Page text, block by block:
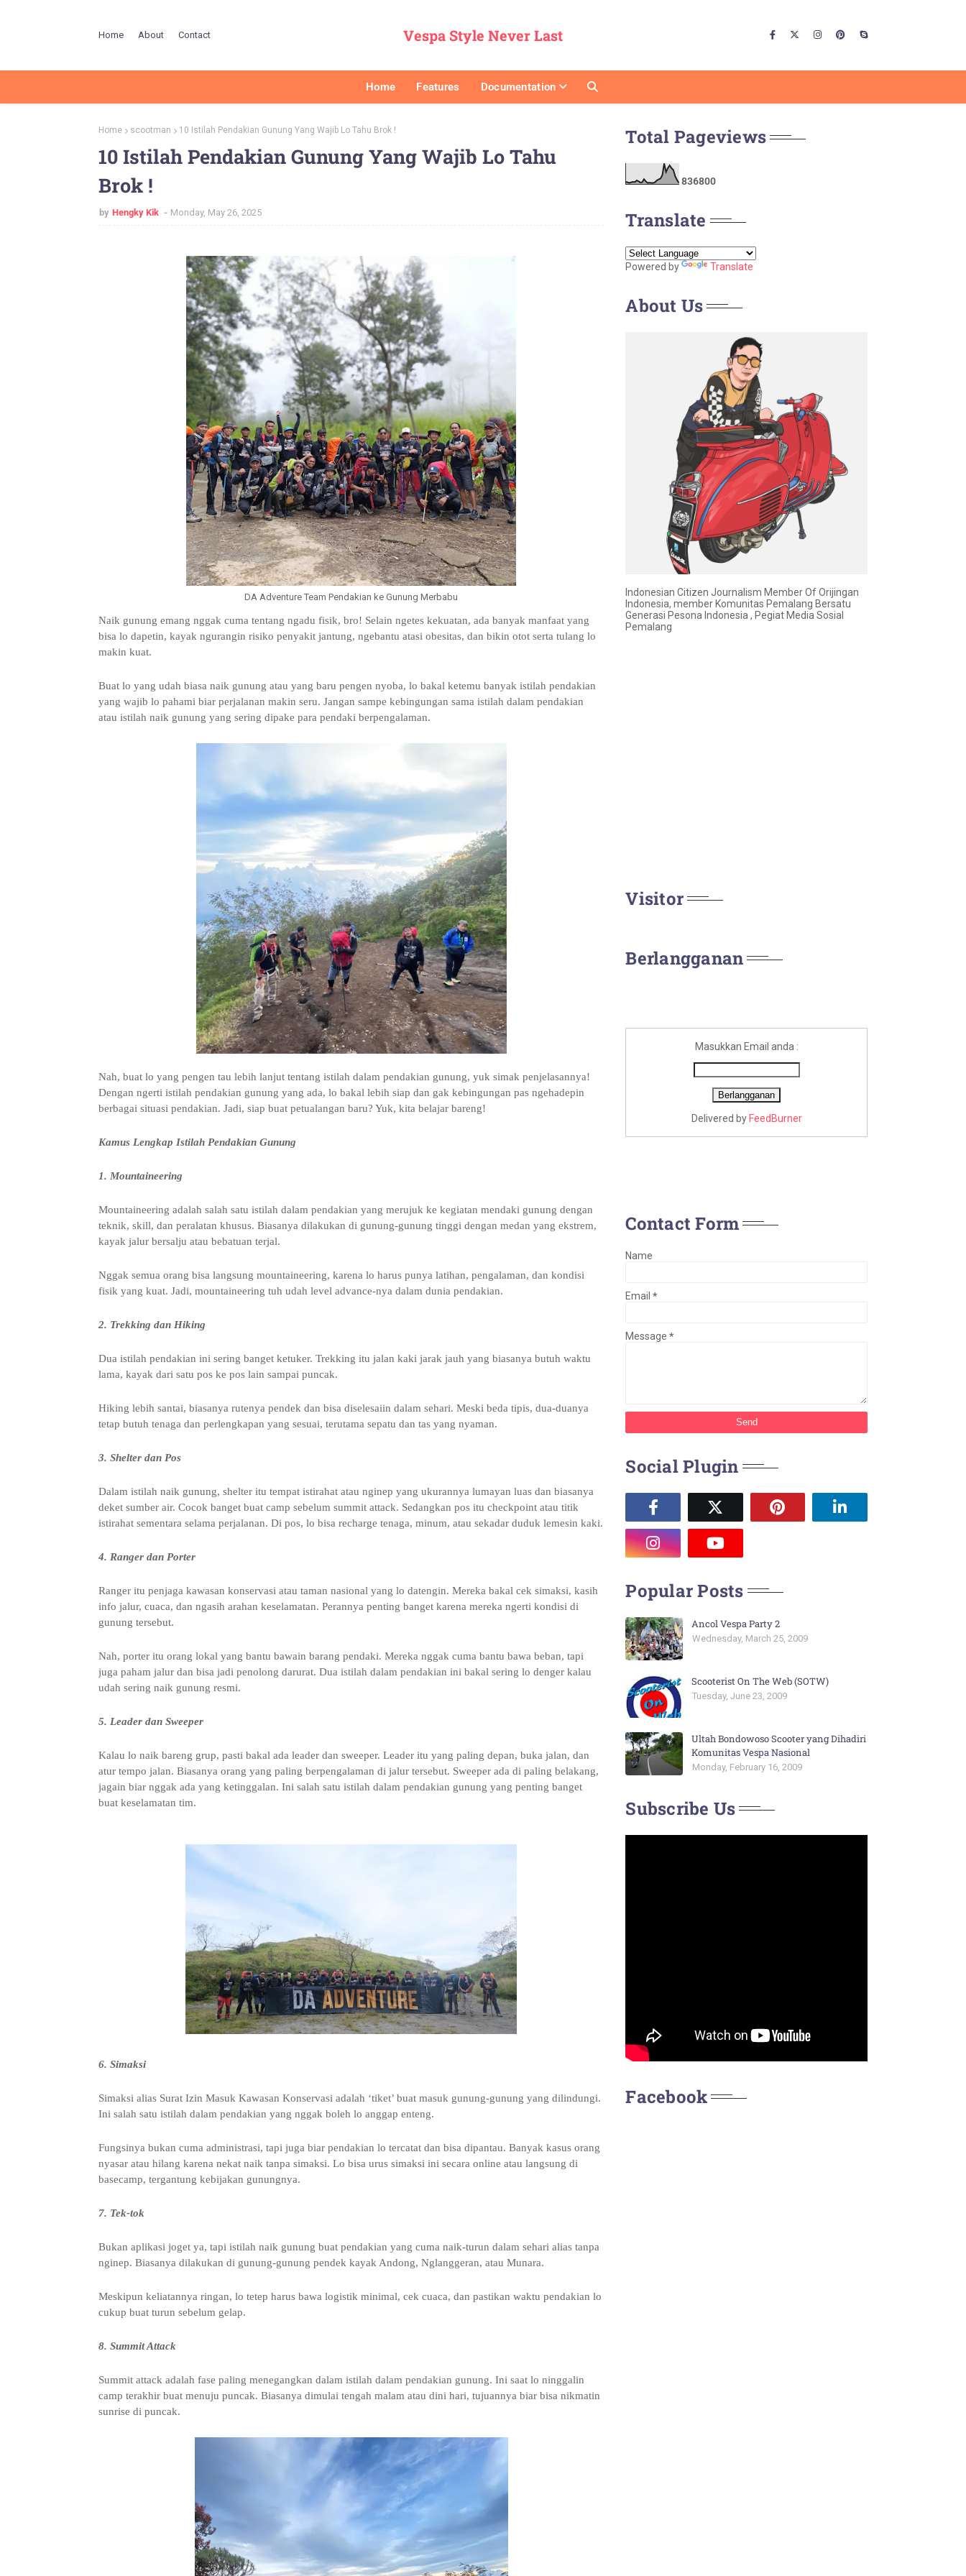
Home About Contact Vespa Style Never Last
Home Features Documentation
Home scootman 10 Istilah Pendakian Gunung Yang Wajib Lo Tahu Brok !
10 Istilah Pendakian Gunung Yang Wajib Lo Tahu
Brok !
by Hengky Kik Monday, May 26, 2025
DA Adventure Team Pendakian ke Gunung Merbabu
Naik gunung emang nggak cuma tentang ngadu fisik, bro! Selain ngetes kekuatan, ada banyak manfaat yang
bisa lo dapetin, kayak ngurangin risiko penyakit jantung, ngebantu atasi obesitas, dan bikin otot serta tulang lo
makin kuat.
Buat lo yang udah biasa naik gunung atau yang baru pengen nyoba, lo bakal ketemu banyak istilah pendakian
yang wajib lo pahami biar perjalanan makin seru. Jangan sampe kebingungan sama istilah dalam pendakian
atau istilah naik gunung yang sering dipake para pendaki berpengalaman.
Nah, buat lo yang pengen tau lebih lanjut tentang istilah dalam pendakian gunung, yuk simak penjelasannya!
Dengan ngerti istilah pendakian gunung yang ada, lo bakal lebih siap dan gak kebingungan pas ngehadepin
berbagai situasi pendakian. Jadi, siap buat petualangan baru? Yuk, kita belajar bareng!
Kamus Lengkap Istilah Pendakian Gunung
1. Mountaineering
Mountaineering adalah salah satu istilah dalam pendakian yang merujuk ke kegiatan mendaki gunung dengan
teknik, skill, dan peralatan khusus. Biasanya dilakukan di gunung-gunung tinggi dengan medan yang ekstrem,
kayak jalur bersalju atau bebatuan terjal.
Nggak semua orang bisa langsung mountaineering, karena lo harus punya latihan, pengalaman, dan kondisi
fisik yang kuat. Jadi, mountaineering tuh udah level advance-nya dalam dunia pendakian.
2. Trekking dan Hiking
Dua istilah pendakian ini sering banget ketuker. Trekking itu jalan kaki jarak jauh yang biasanya butuh waktu
lama, kayak dari satu pos ke pos lain sampai puncak.
Hiking lebih santai, biasanya rutenya pendek dan bisa diselesaiin dalam sehari. Meski beda tipis, dua-duanya
tetap butuh tenaga dan perlengkapan yang sesuai, terutama sepatu dan tas yang nyaman.
3. Shelter dan Pos
Dalam istilah naik gunung, shelter itu tempat istirahat atau nginep yang ukurannya lumayan luas dan biasanya
deket sumber air. Cocok banget buat camp sebelum summit attack. Sedangkan pos itu checkpoint atau titik
istirahat sementara selama perjalanan. Di pos, lo bisa recharge tenaga, minum, atau sekadar duduk lemesin kaki.
4. Ranger dan Porter
Ranger itu penjaga kawasan konservasi atau taman nasional yang lo datengin. Mereka bakal cek simaksi, kasih
info jalur, cuaca, dan ngasih arahan keselamatan. Perannya penting banget karena mereka ngerti kondisi di
gunung tersebut.
Nah, porter itu orang lokal yang bantu bawain barang pendaki. Mereka nggak cuma bantu bawa beban, tapi
juga paham jalur dan bisa jadi penolong darurat. Dua istilah dalam pendakian ini bakal sering lo denger kalau
udah sering naik gunung resmi.
5. Leader dan Sweeper
Kalau lo naik bareng grup, pasti bakal ada leader dan sweeper. Leader itu yang paling depan, buka jalan, dan
atur tempo jalan. Biasanya orang yang paling berpengalaman di jalur tersebut. Sweeper ada di paling belakang,
jagain biar nggak ada yang ketinggalan. Ini salah satu istilah dalam pendakian gunung yang penting banget
buat keselamatan tim.
6. Simaksi
Simaksi alias Surat Izin Masuk Kawasan Konservasi adalah ‘tiket’ buat masuk gunung-gunung yang dilindungi.
Ini salah satu istilah dalam pendakian yang nggak boleh lo anggap enteng.
Fungsinya bukan cuma administrasi, tapi juga biar pendakian lo tercatat dan bisa dipantau. Banyak kasus orang
nyasar atau hilang karena nekat naik tanpa simaksi. Lo bisa urus simaksi ini secara online atau langsung di
basecamp, tergantung kebijakan gunungnya.
7. Tek-tok
Bukan aplikasi joget ya, tapi istilah naik gunung buat pendakian yang cuma naik-turun dalam sehari alias tanpa
nginep. Biasanya dilakukan di gunung-gunung pendek kayak Andong, Nglanggeran, atau Munara.
Meskipun keliatannya ringan, lo tetep harus bawa logistik minimal, cek cuaca, dan pastikan waktu pendakian lo
cukup buat turun sebelum gelap.
8. Summit Attack
Summit attack adalah fase paling menegangkan dalam istilah dalam pendakian gunung. Ini saat lo ninggalin
camp terakhir buat menuju puncak. Biasanya dimulai tengah malam atau dini hari, tujuannya biar bisa nikmatin
sunrise di puncak.
Total Pageviews
836800
Translate
Powered by Translate
About Us
Indonesian Citizen Journalism Member Of Orijingan
Indonesia, member Komunitas Pemalang Bersatu
Generasi Pesona Indonesia , Pegiat Media Sosial
Pemalang
Visitor
Berlangganan
Masukkan Email anda :
Delivered by FeedBurner
Contact Form
Name
Email*
Message*
Social Plugin
Popular Posts
Ancol Vespa Party 2
Wednesday, March 25, 2009
Scooterist On The Web (SOTW)
Tuesday, June 23, 2009
Ultah Bondowoso Scooter yang Dihadiri
Komunitas Vespa Nasional
Monday, February 16, 2009
Subscribe Us
Facebook